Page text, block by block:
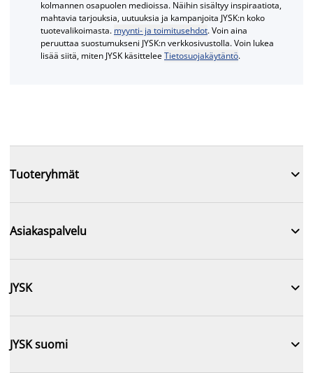
kolmannen osapuolen medioissa. Näihin sisältyy inspiraatiota,
mahtavia tarjouksia, uutuuksia ja kampanjoita JYSK:n koko
tuotevalikoimasta. myynti- ja toimitusehdot. Voin aina
peruuttaa suostumukseni JYSK:n verkkosivustolla. Voin lukea
lisää siitä, miten JYSK käsitteleeTietosuojakäytäntö.
Tuoteryhmät 
Asiakaspalvelu 
JYSK 
JYSK suomi 